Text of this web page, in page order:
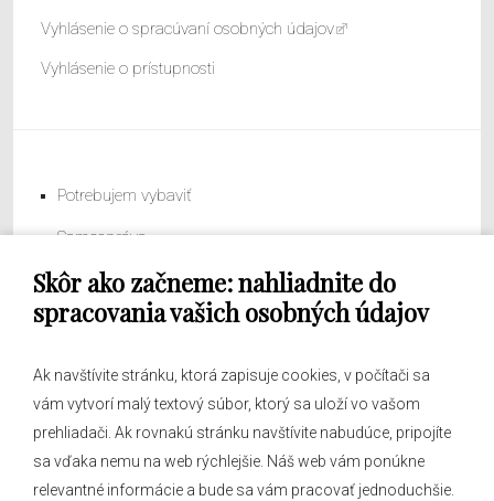
Skôr ako začneme: nahliadnite do
spracovania vašich osobných údajov
Ak navštívite stránku, ktorá zapisuje cookies, v počítači sa
vám vytvorí malý textový súbor, ktorý sa uloží vo vašom
prehliadači. Ak rovnakú stránku navštívite nabudúce, pripojíte
sa vďaka nemu na web rýchlejšie. Náš web vám ponúkne
relevantné informácie a bude sa vám pracovať jednoduchšie.
Vyhlásenie o spracúvaní osobných údajov
Vyhlásenie o prístupnosti
Potrebujem vybaviť
Samospráva
Obecný úrad
O obci
Hlásenia obecného rozhlasu